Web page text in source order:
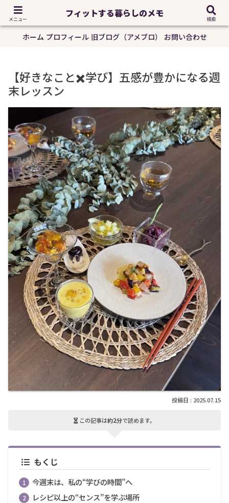
大事なことは手の中に｜生前整理アドバイザー｜発酵ソムリエ｜坂田真奈美
フィットする暮らしのメモ
ホーム プロフィール 旧ブログ（アメブロ） お問い合わせ
【好きなこと✖️学び】五感が豊かになる週
末レッスン
2025.07.15
この記事は約2分で読めます。
もくじ
今週末は、私の“学びの時間”へ
レシピ以上の“センス”を学ぶ場所
メニュー
フィットする暮らしのメモ
検索